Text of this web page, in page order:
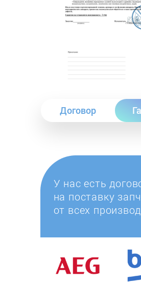
Договор
У нас есть
на поставку
от всех